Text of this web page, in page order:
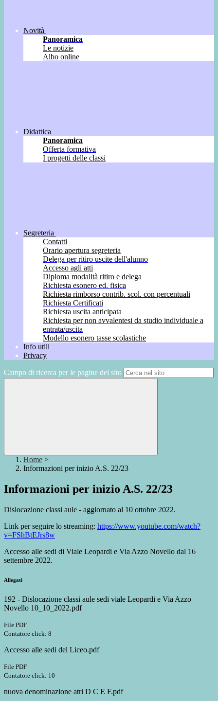
Novità
Panoramica
Le notizie
Albo online
Didattica
Panoramica
Offerta formativa
I progetti delle classi
Segreteria
Contatti
Orario apertura segreteria
Delega per ritiro uscite dell'alunno
Accesso agli atti
Diploma modalità ritiro e delega
Richiesta esonero ed. fisica
Richiesta rimborso contrib. scol. con percentuali
Richiesta Certificati
Richiesta uscita anticipata
Richiesta per non avvalentesi da studio individuale a
entrata/uscita
Modello esonero tasse scolastiche
Info utili
Privacy
Campo di ricerca per le pagine del sito
Home >
Informazioni per inizio A.S. 22/23
Informazioni per inizio A.S. 22/23
Dislocazione classi aule - aggiornato al 10 ottobre 2022.
Link per seguire lo streaming: https://www.youtube.com/watch?
v=FShBtEJrs8w
Accesso alle sedi di Viale Leopardi e Via Azzo Novello dal 16
settembre 2022.
Allegati
192 - Dislocazione classi aule sedi viale Leopardi e Via Azzo
Novello 10_10_2022.pdf
File PDF
Contatore click: 8
Accesso alle sedi del Liceo.pdf
File PDF
Contatore click: 10
nuova denominazione atri D C E F.pdf